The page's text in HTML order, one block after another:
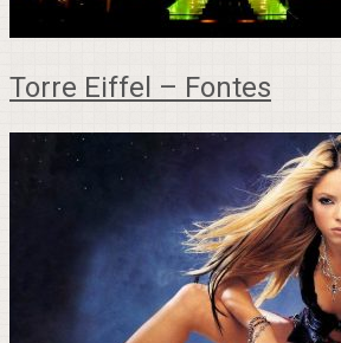
Torre Eiffel – Fontes